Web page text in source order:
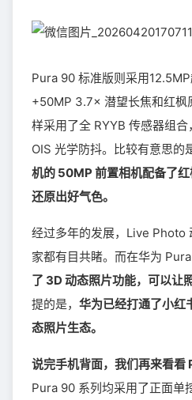
Pura 90 标准版则采用
+50MP 3.7× 潜望长焦和红枫
样采用了全 RYYB 传感器组
OIS 光学防抖。比较有意思的
机的 50MP 前置相机配备了
还原出好气色。
经过多年的发展，Live Photo
家都有目共睹。而在华为 Pura
了 3D 动态照片功能，可以让
提的是， 华为已经打通了小红
态照片生态。
说完手机背面，我们再来看看
Pura 90 系列均采用了正面单